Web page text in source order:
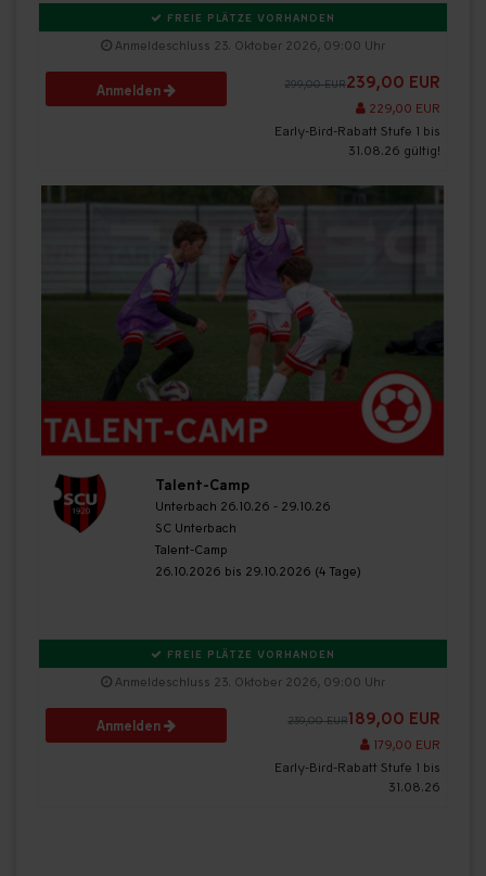
FREIE PLÄTZE VORHANDEN
Anmeldeschluss 23. Oktober 2026, 09:00 Uhr
Anmelden 299,00 EUR239,00 EUR
229,00 EUR
Early-Bird-Rabatt Stufe 1 bis
31.08.26 gültig!
Talent-Camp
Unterbach 26.10.26 - 29.10.26
SC Unterbach
Talent-Camp
26.10.2026 bis 29.10.2026 (4 Tage)
FREIE PLÄTZE VORHANDEN
Anmeldeschluss 23. Oktober 2026, 09:00 Uhr
Anmelden 239,00 EUR189,00 EUR
179,00 EUR
Early-Bird-Rabatt Stufe 1 bis
31.08.26